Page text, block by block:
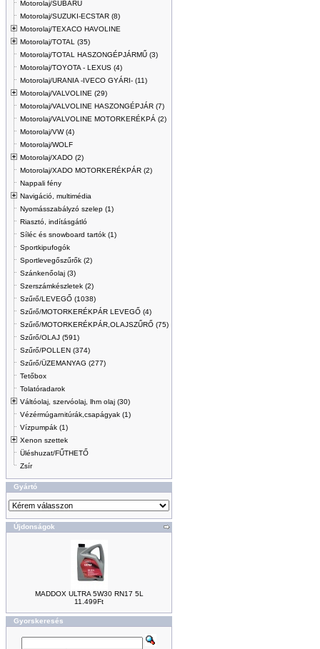
Motorolaj/SUBARU
Motorolaj/SUZUKI-ECSTAR (8)
Motorolaj/TEXACO HAVOLINE
Motorolaj/TOTAL (35)
Motorolaj/TOTAL HASZONGÉPJÁRMŰ (3)
Motorolaj/TOYOTA - LEXUS (4)
Motorolaj/URANIA -IVECO GYÁRI- (11)
Motorolaj/VALVOLINE (29)
Motorolaj/VALVOLINE HASZONGÉPJÁR (7)
Motorolaj/VALVOLINE MOTORKERÉKPÁ (2)
Motorolaj/VW (4)
Motorolaj/WOLF
Motorolaj/XADO (2)
Motorolaj/XADO MOTORKERÉKPÁR (2)
Nappali fény
Navigáció, multimédia
Nyomásszabályzó szelep (1)
Riasztó, indításgátló
Síléc és snowboard tartók (1)
Sportkipufogók
Sportlevegőszűrők (2)
Szánkenőolaj (3)
Szerszámkészletek (2)
Szűrő/LEVEGŐ (1038)
Szűrő/MOTORKERÉKPÁR LEVEGŐ (4)
Szűrő/MOTORKERÉKPÁR,OLAJSZŰRŐ (75)
Szűrő/OLAJ (591)
Szűrő/POLLEN (374)
Szűrő/ÜZEMANYAG (277)
Tetőbox
Tolatóradarok
Váltóolaj, szervóolaj, lhm olaj (30)
Vézérmúgarnitúrák,csapágyak (1)
Vízpumpák (1)
Xenon szettek
Üléshuzat/FŰTHETŐ
Zsír
Gyártó
Újdonságok
MADDOX ULTRA 5W30 RN17 5L
11.499Ft
Gyorskeresés